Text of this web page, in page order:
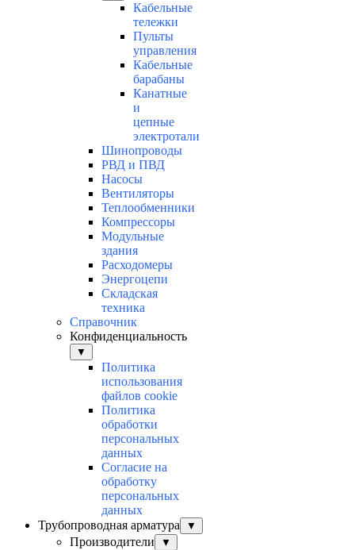
Кабельные
тележки
Пульты
управления
Кабельные
барабаны
Канатные
и
цепные
электротали
Шинопроводы
РВД и ПВД
Насосы
Вентиляторы
Теплообменники
Компрессоры
Модульные
здания
Расходомеры
Энергоцепи
Складская
техника
Справочник
Конфиденциальность
▼
Политика
использования
файлов cookie
Политика
обработки
персональных
данных
Согласие на
обработку
персональных
данных
Трубопроводная арматура
▼
Производители ▼